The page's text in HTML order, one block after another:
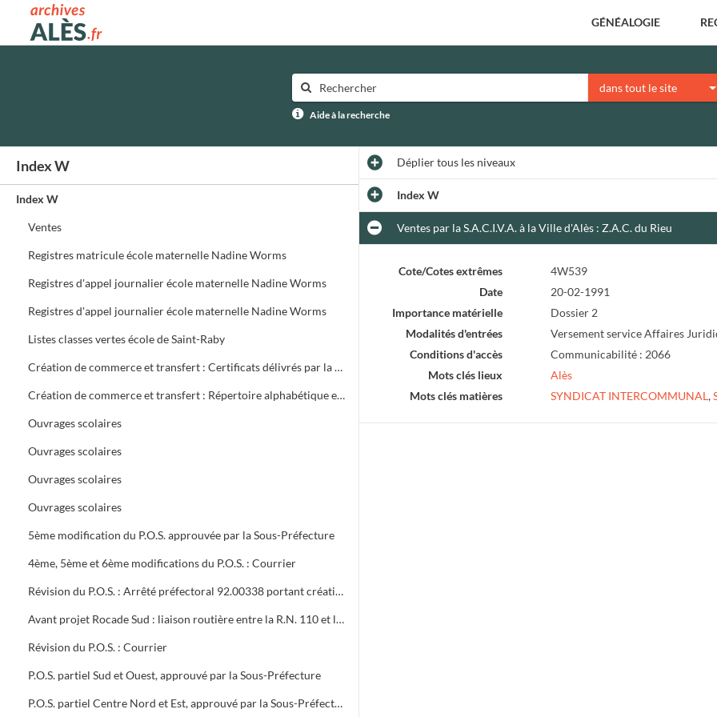
Archives municipales d'Alès GÉNÉALOGIE
dans tout le site
Aide à la recherche
Index W
Index W
Ventes
Registres matricule école maternelle Nadine Worms
Registres d'appel journalier école maternelle Nadine Worms
Registres d'appel journalier école maternelle Nadine Worms
Listes classes vertes école de Saint-Raby
Création de commerce et transfert : Certificats délivrés par la mairie
Création de commerce et transfert : Répertoire alphabétique et chronologique
Ouvrages scolaires
Ouvrages scolaires
Ouvrages scolaires
Ouvrages scolaires
5ème modification du P.O.S. approuvée par la Sous-Préfecture
4ème, 5ème et 6ème modifications du P.O.S. : Courrier
Révision du P.O.S. : Arrêté préfectoral 92.00338 portant création d'utilité publique projet à 2x2 voies R.N.106 entre Alès et Boucoiran
Avant projet Rocade Sud : liaison routière entre la R.N. 110 et la R.N. 106
Révision du P.O.S. : Courrier
P.O.S. partiel Sud et Ouest, approuvé par la Sous-Préfecture
P.O.S. partiel Centre Nord et Est, approuvé par la Sous-Préfecture
Dépliertous les niveaux
Index W
Ventes par la S.A.C.I.V.A. à la Ville d'Alès : Z.A.C. du Rieu
Cote/Cotes extrêmes
4W539
Date
20-02-1991
Importance matérielle
Dossier 2
Modalités d'entrées
Versement service Affaires
Conditions d'accès
Communicabilité : 2066
Mots clés lieux
Alès
Mots clés matières
SYNDICAT INTERCOMMUNAL,